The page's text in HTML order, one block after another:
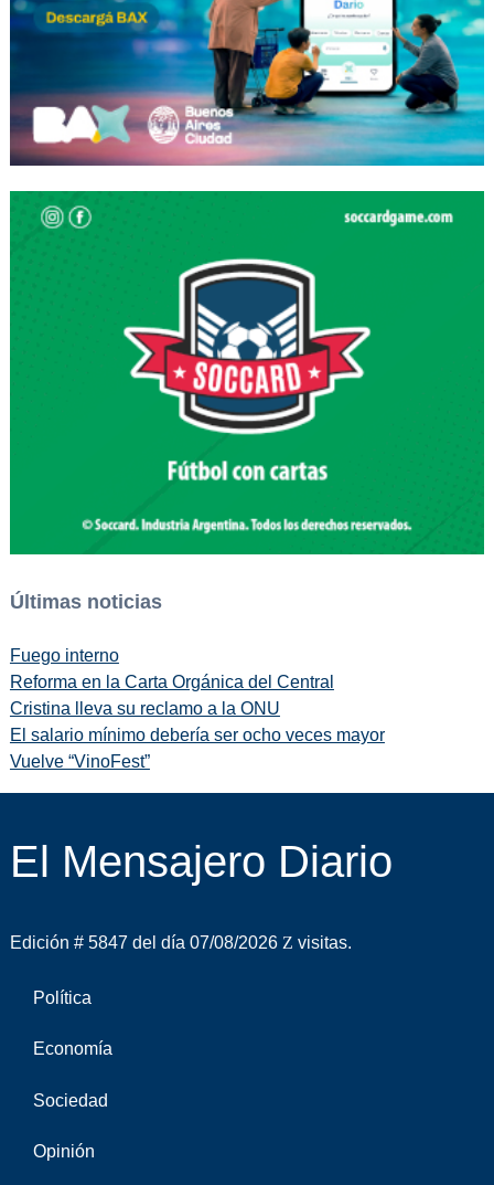
Últimas noticias
Fuego interno
Reforma en la Carta Orgánica del Central
Cristina lleva su reclamo a la ONU
El salario mínimo debería ser ocho veces mayor
Vuelve “VinoFest”
El Mensajero Diario
Edición # 5847 del día 07/08/2026 visitas.
Política
Economía
Sociedad
Opinión